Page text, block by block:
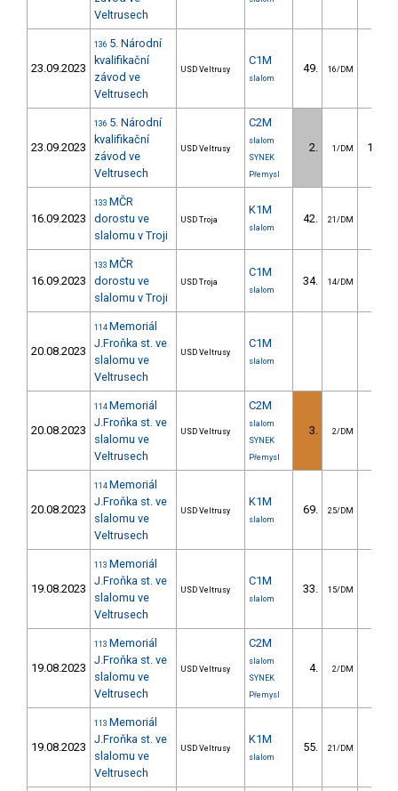
Veltrusech
23.09.2023
136 5. Národní
kvalifikační
závod ve
Veltrusech
USD Veltrusy
C1M
slalom
49. 16/DM
23.09.2023
136 5. Národní
kvalifikační
závod ve
Veltrusech
USD Veltrusy
C2M
slalom
SYNEK
Přemysl
2. 1/DM
16.09.2023
133 MČR
dorostu ve
slalomu v Troji
USD Troja
K1M
slalom
42. 21/DM
16.09.2023
133 MČR
dorostu ve
slalomu v Troji
USD Troja
C1M
slalom
34. 14/DM
20.08.2023
114 Memoriál
J.Froňka st. ve
slalomu ve
Veltrusech
USD Veltrusy
C1M
slalom
20.08.2023
114 Memoriál
J.Froňka st. ve
slalomu ve
Veltrusech
USD Veltrusy
C2M
slalom
SYNEK
Přemysl
3. 2/DM
20.08.2023
114 Memoriál
J.Froňka st. ve
slalomu ve
Veltrusech
USD Veltrusy
K1M
slalom
69. 25/DM
19.08.2023
113 Memoriál
J.Froňka st. ve
slalomu ve
Veltrusech
USD Veltrusy
C1M
slalom
33. 15/DM
19.08.2023
113 Memoriál
J.Froňka st. ve
slalomu ve
Veltrusech
USD Veltrusy
C2M
slalom
SYNEK
Přemysl
4. 2/DM
19.08.2023
113 Memoriál
J.Froňka st. ve
slalomu ve
Veltrusech
USD Veltrusy
K1M
slalom
55. 21/DM